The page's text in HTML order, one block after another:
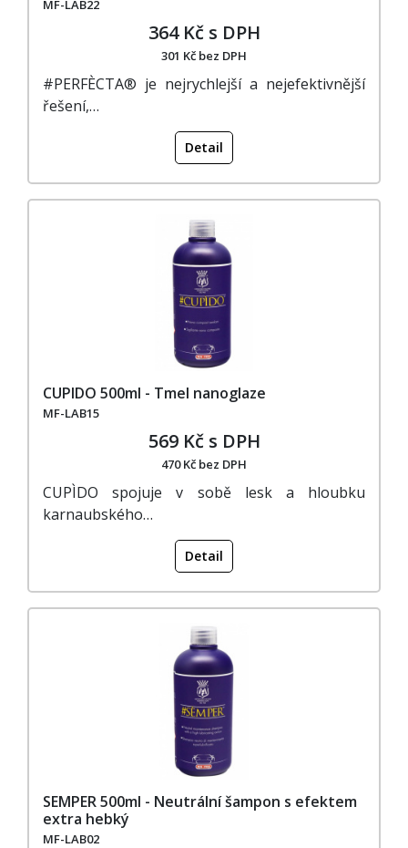
MF-LAB22
364 Kč s DPH
301 Kč bez DPH
#PERFÈCTA® je nejrychlejší a nejefektivnější
řešení,…
Detail
CUPIDO 500ml - Tmel nanoglaze
MF-LAB15
569 Kč s DPH
470 Kč bez DPH
CUPÌDO spojuje v sobě lesk a hloubku
karnaubského…
Detail
SEMPER 500ml - Neutrální šampon s efektem
extra hebký
MF-LAB02